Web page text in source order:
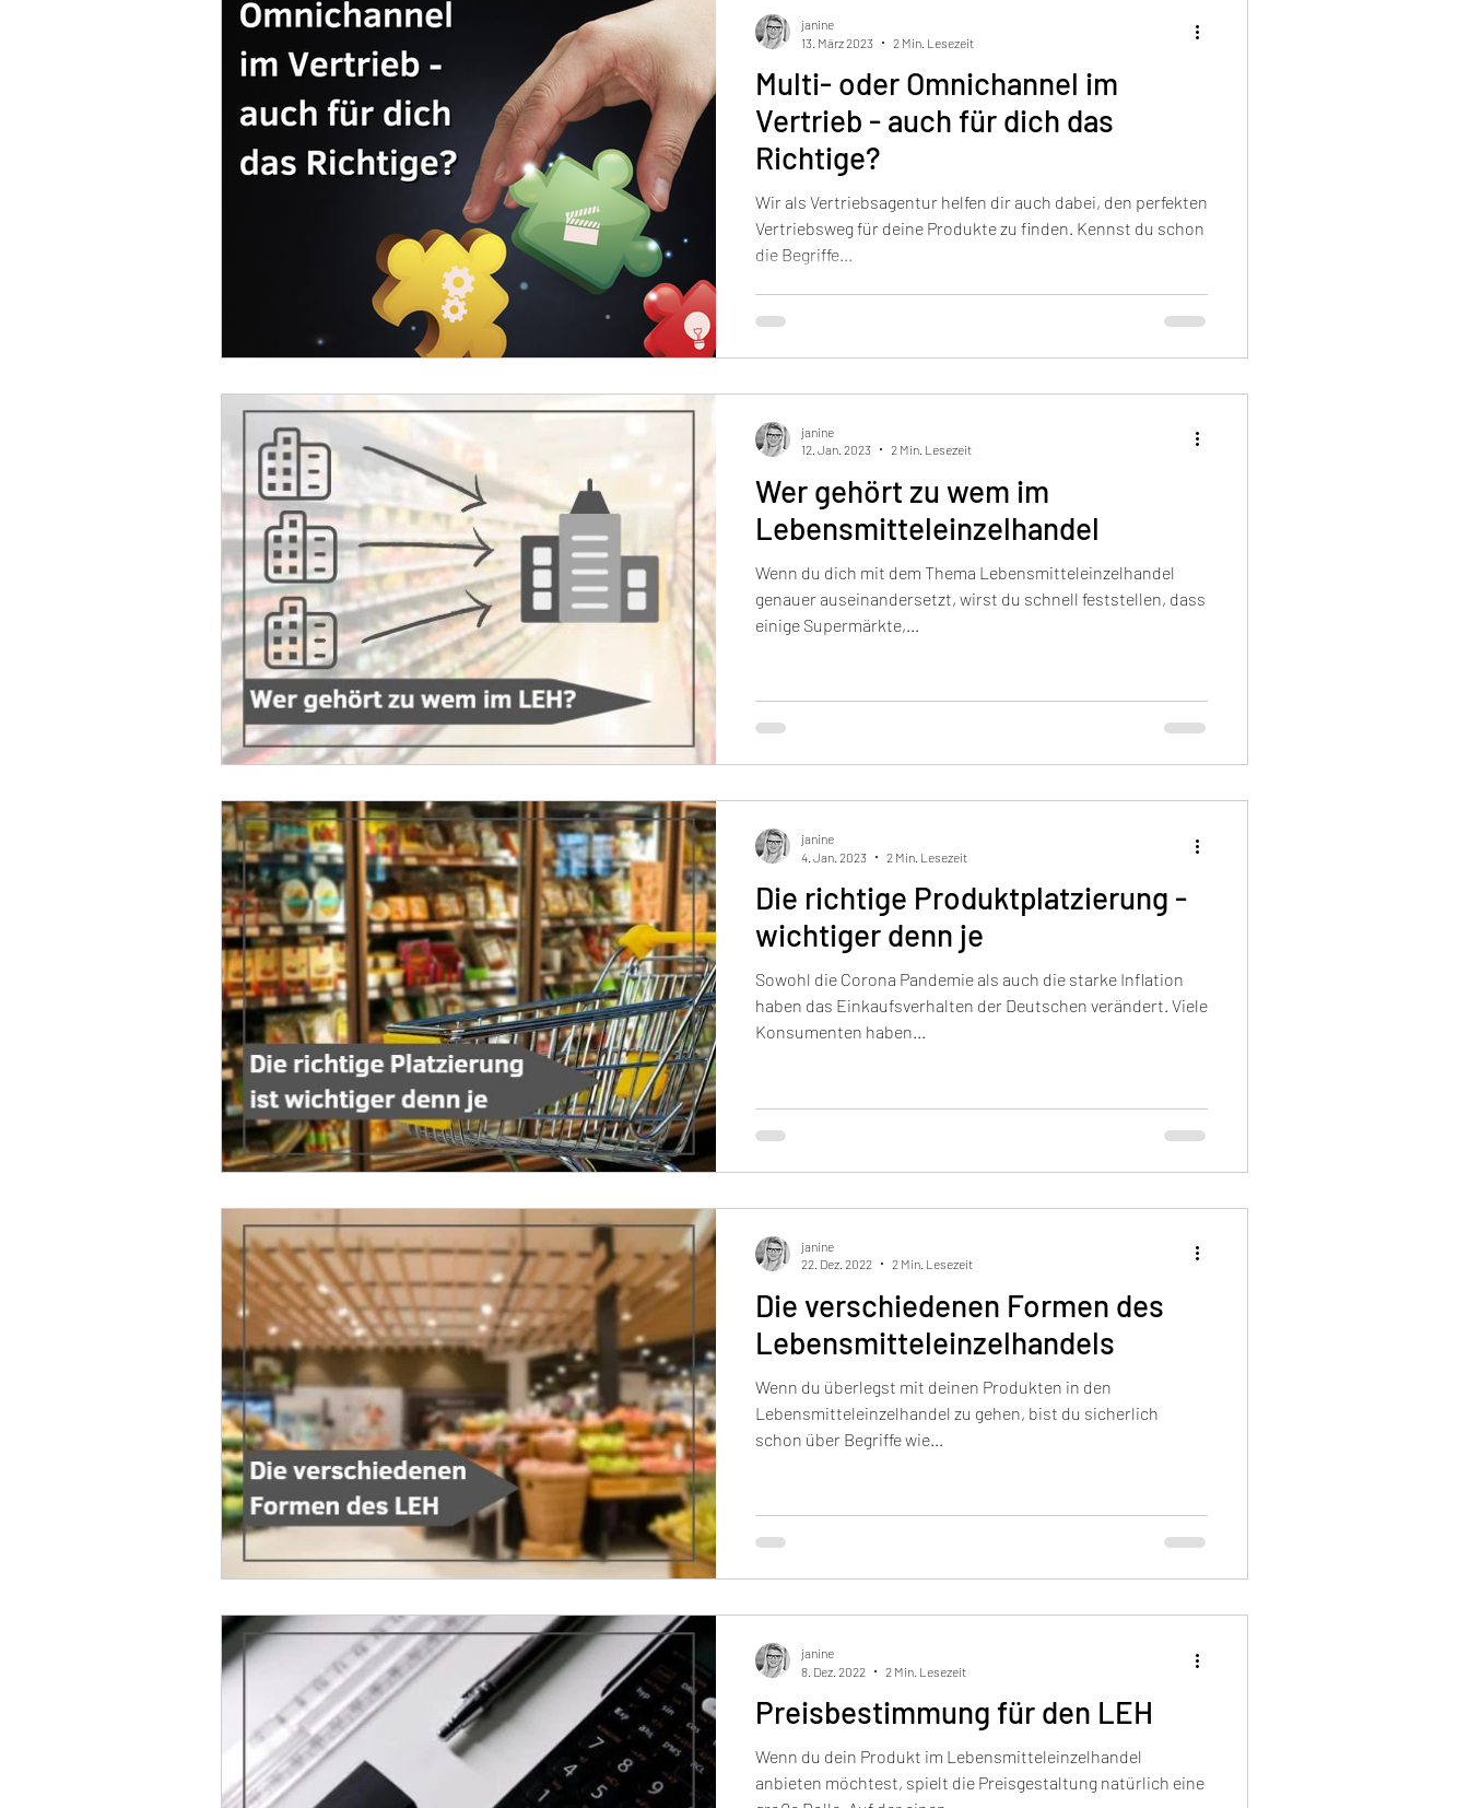
Multi- oder Omnichannel im
Vertrieb - auch für dich das
Richtige?
Wir als Vertriebsagentur helfen dir auch dabei, den perfekten
Vertriebsweg für deine Produkte zu finden. Kennst du schon
die Begriffe...
janine
13. März 2023
2 Min. Lesezeit
Wer gehört zu wem im
Lebensmitteleinzelhandel
Wenn du dich mit dem Thema Lebensmitteleinzelhandel
genauer auseinandersetzt, wirst du schnell feststellen, dass
einige Supermärkte,...
janine
12. Jan. 2023
2 Min. Lesezeit
Die richtige Produktplatzierung -
wichtiger denn je
Sowohl die Corona Pandemie als auch die starke Inflation
haben das Einkaufsverhalten der Deutschen verändert. Viele
Konsumenten haben...
janine
4. Jan. 2023
2 Min. Lesezeit
Die verschiedenen Formen des
Lebensmitteleinzelhandels
Wenn du überlegst mit deinen Produkten in den
Lebensmitteleinzelhandel zu gehen, bist du sicherlich
schon über Begriffe wie...
janine
22. Dez. 2022
2 Min. Lesezeit
Preisbestimmung für den LEH
Wenn du dein Produkt im Lebensmitteleinzelhandel
anbieten möchtest, spielt die Preisgestaltung natürlich eine
janine
8. Dez. 2022
2 Min. Lesezeit